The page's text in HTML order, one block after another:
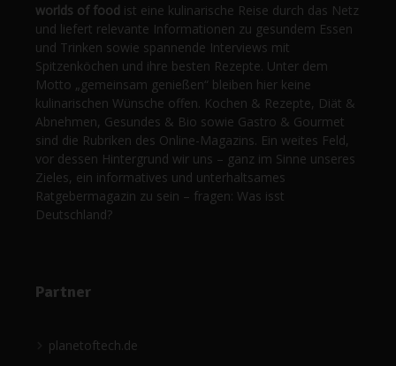
worlds of food ist eine kulinarische Reise durch das Netz
und liefert relevante Informationen zu gesundem Essen
und Trinken sowie spannende Interviews mit
Spitzenköchen und ihre besten Rezepte. Unter dem
Motto „gemeinsam genießen“ bleiben hier keine
kulinarischen Wünsche offen. Kochen & Rezepte, Diät &
Abnehmen, Gesundes & Bio sowie Gastro & Gourmet
sind die Rubriken des Online-Magazins. Ein weites Feld,
vor dessen Hintergrund wir uns – ganz im Sinne unseres
Zieles, ein informatives und unterhaltsames
Ratgebermagazin zu sein – fragen: Was isst
Deutschland?
Partner
planetoftech.de